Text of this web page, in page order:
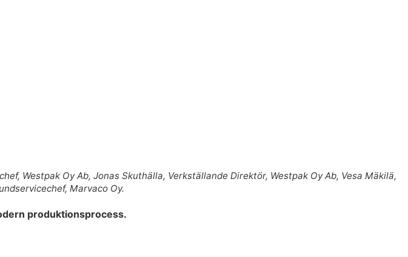
Westpak Oy Ab, Jonas Skuthälla, Verkställande Direktör, Westpak Oy Ab, Vesa Mäkilä,
Marvaco Oy.
produktionsprocess.